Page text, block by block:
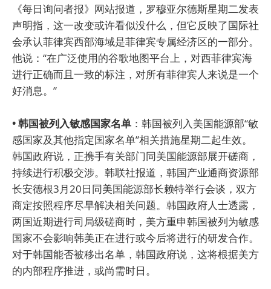
《每日询问者报》网站报道，罗穆亚尔德斯星期二发表
声明指，这一改变或许看似没什么，但它反映了国际社
会承认菲律宾西部海域是菲律宾专属经济区的一部分。
他说：“在广泛使用的谷歌地图平台上，对西菲律宾海
进行正确而且一致的标注，对所有菲律宾人来说是一个
好消息。”
• 韩国被列入敏感国家名单 ：韩国被列入美国能源部“敏
感国家及其他指定国家名单”相关措施星期二起生效。
韩国政府说，正携手有关部门同美国能源部展开磋商，
持续进行积极交涉。韩联社报道，韩国产业通商资源部
长安德根3月20日同美国能源部长赖特举行会谈，双方
商定按照程序尽早解决相关问题。韩国政府人士透露，
两国近期进行司局级磋商时，美方重申韩国被列为敏感
国家不会影响韩美正在进行或今后将进行的研发合作。
对于韩国能否被移出名单，韩国政府说，这将根据美方
的内部程序推进，或尚需时日。